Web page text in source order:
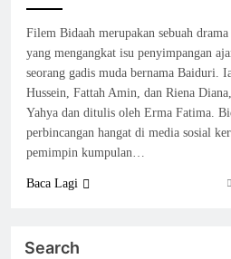
Filem Bidaah merupakan sebuah
yang mengangkat isu penyimpangan
seorang gadis muda bernama Baiduri.
Hussein, Fattah Amin, dan Riena
Yahya dan ditulis oleh Erma Fatima.
perbincangan hangat di media sosial
pemimpin kumpulan…
Baca Lagi
Search